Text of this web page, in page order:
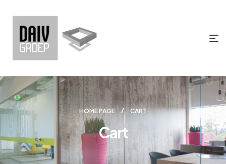
HOME PAGE CART
Cart